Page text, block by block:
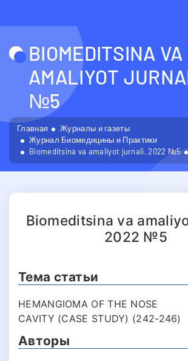
BIOMEDITSINA VA
AMALIYOT
№5
Главная
Журналы и газеты
Журнал Биомедицины и Практики
Biomeditsina va amaliyot jurnali, 2022 №5
Biomeditsina va
2022 №5
Тема статьи
HEMANGIOMA OF THE NOSE
CAVITY (CASE STUDY) (242-246)
Авторы